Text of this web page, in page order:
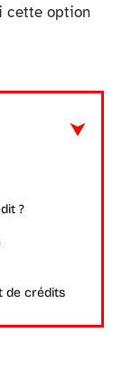
cette option
?
de crédits